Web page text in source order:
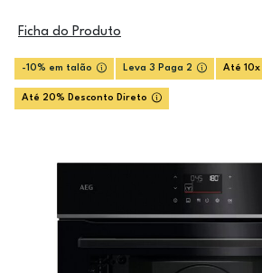
Ficha do Produto
-10% em talão Leva 3 Paga 2 Até 10x
Até 20% Desconto Direto